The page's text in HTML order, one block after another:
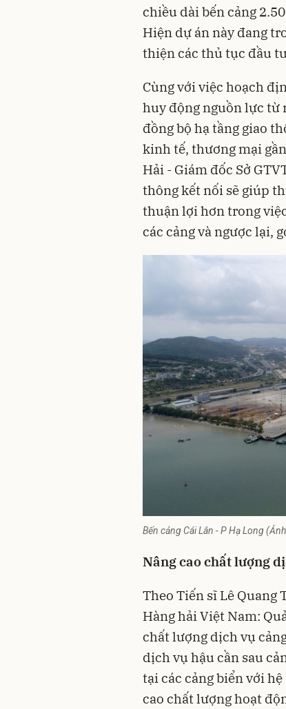
chiều dài bến cảng
Hiện dự án này đang
thiện các thủ tục đầu
Cùng với việc hoạch
huy động nguồn lực từ
đồng bộ hạ tầng giao
kinh tế, thương mại
Hải - Giám đốc Sở
thông kết nối sẽ giúp
thuận lợi hơn trong
các cảng và ngược lại,
Bến cảng Cái Lân - P Hạ Long
Nâng cao chất lượng
Theo Tiến sĩ Lê Quang
Hàng hải Việt Nam:
chất lượng dịch vụ
dịch vụ hậu cần sau
tại các cảng biển với
cao chất lượng hoạt